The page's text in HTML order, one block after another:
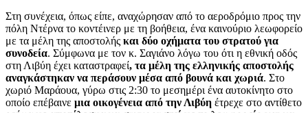
Στη συνέχεια, όπως είπε, αναχώρησαν από το αεροδρόμιο προς την
πόλη Ντέρνα το κοντέινερ με τη βοήθεια, ένα καινούριο λεωφορείο
με τα μέλη της αποστολής και δύο οχήματα του στρατού για
συνοδεία. Σύμφωνα με τον κ. Σαγιάνο λόγω του ότι η εθνική οδός
στη Λιβύη έχει καταστραφεί, τα μέλη της ελληνικής αποστολής
αναγκάστηκαν να περάσουν μέσα από βουνά και χωριά. Στο
χωριό Μαράουα, γύρω στις 2:30 το μεσημέρι ένα αυτοκίνητο στο
οποίο επέβαινε μια οικογένεια από την Λιβύη έτρεχε στο αντίθετο